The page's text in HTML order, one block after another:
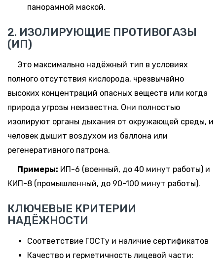
панорамной маской.
2. ИЗОЛИРУЮЩИЕ ПРОТИВОГАЗЫ
(ИП)
Это максимально надёжный тип в условиях
полного отсутствия кислорода, чрезвычайно
высоких концентраций опасных веществ или когда
природа угрозы неизвестна. Они полностью
изолируют органы дыхания от окружающей среды, и
человек дышит воздухом из баллона или
регенеративного патрона.
Примеры: ИП-6 (военный, до 40 минут работы) и
КИП-8 (промышленный, до 90-100 минут работы).
КЛЮЧЕВЫЕ КРИТЕРИИ
НАДЁЖНОСТИ
Соответствие ГОСТу и наличие сертификатов
Качество и герметичность лицевой части: